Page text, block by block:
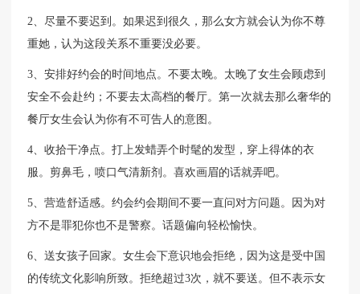
2、尽量不要迟到。如果迟到很久，那么女方就会认为你不尊
重她，认为这段关系不重要没必要。
3、安排好约会的时间地点。不要太晚。太晚了女生会顾虑到
安全不会赴约；不要去太高档的餐厅。第一次就去那么奢华的
餐厅女生会认为你有不可告人的意图。
4、收拾干净点。打上发蜡弄个时髦的发型，穿上得体的衣
服。剪鼻毛，喷口气清新剂。喜欢画眉的话就弄吧。
5、营造舒适感。约会约会期间不要一直问对方问题。因为对
方不是罪犯你也不是警察。话题偏向轻松愉快。
6、送女孩子回家。女生会下意识地会拒绝，因为这是受中国
的传统文化影响所致。拒绝超过3次，就不要送。但不表示女